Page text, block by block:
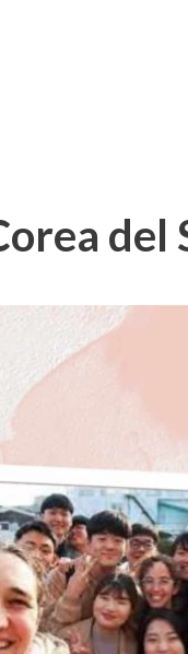
del